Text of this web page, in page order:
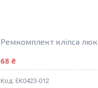
Ремкомплект кліпса
68 ₴
EK0423-012